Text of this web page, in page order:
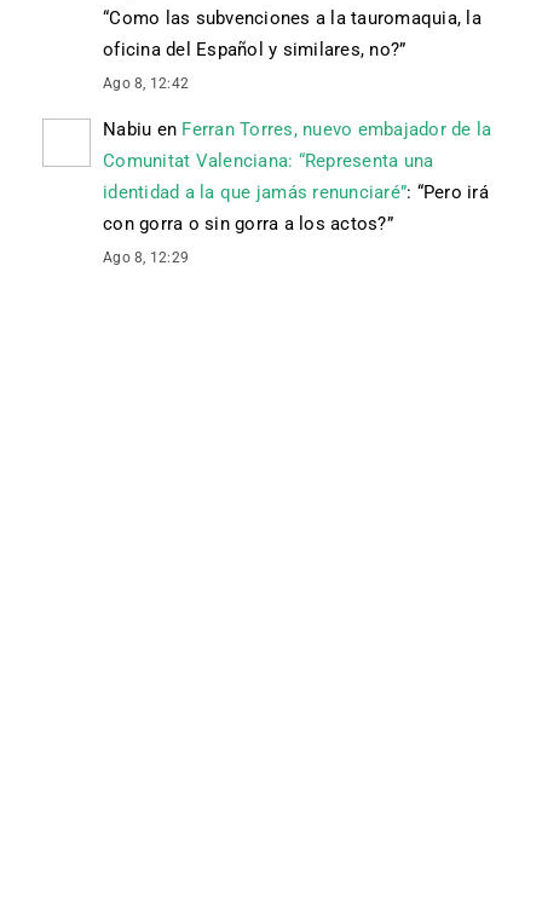
“Como las subvenciones a la tauromaquia, la
oficina del Español y similares, no?”
Ago 8, 12:42
Nabiu en Ferran Torres, nuevo embajador de la
Comunitat Valenciana: “Representa una
identidad a la que jamás renunciaré”: “Pero irá
con gorra o sin gorra a los actos?”
Ago 8, 12:29